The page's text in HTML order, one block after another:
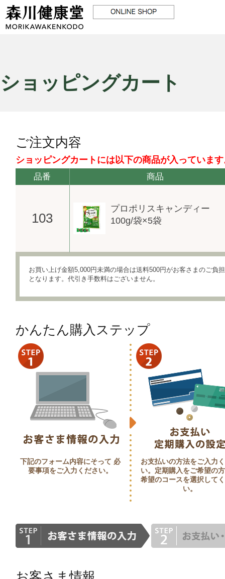
ショッピングカート
ご注文内容
ショッピングカートには以下の商品が入っていま
品番 商品
103
プロポリスキャンディー
100g/袋×5袋
お買い上げ金額5,000円未満の場合は送料500円がお客さまのご負担
となります。代引き手数料はございません。
かんたん購入ステップ
下記のフォーム内容にそって 必
要事項をご入力ください。
お支払いの方法をご入力
い。定期購入をご希望の
希望のコースを選択して
い。